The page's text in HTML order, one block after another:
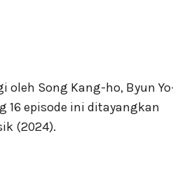
oleh Song Kang-ho, Byun
16 episode ini ditayangkan
(2024).